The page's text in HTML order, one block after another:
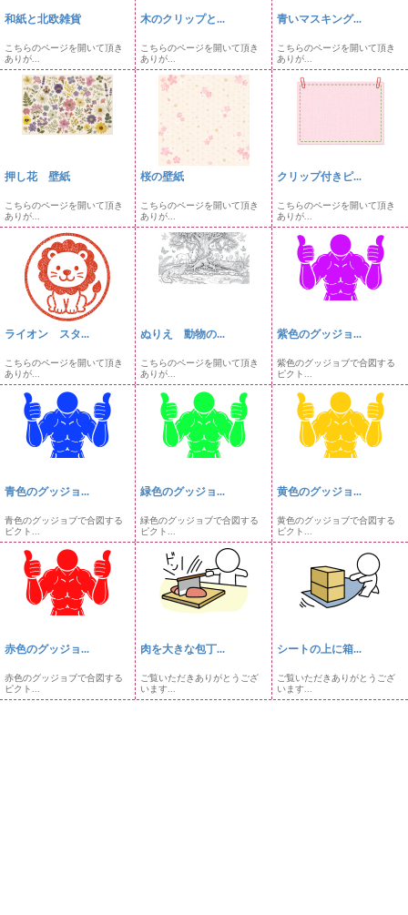
和紙と北欧雑貨
こちらのページを開いて頂き
ありが...
木のクリップと...
こちらのページを開いて頂き
ありが...
青いマスキング...
こちらのページを開いて頂き
ありが...
押し花 壁紙
こちらのページを開いて頂き
ありが...
桜の壁紙
こちらのページを開いて頂き
ありが...
クリップ付きピ...
こちらのページを開いて頂き
ありが...
ライオン スタ...
こちらのページを開いて頂き
ありが...
ぬりえ 動物の...
こちらのページを開いて頂き
ありが...
紫色のグッジョ...
紫色のグッジョブで合図する
ピクト...
青色のグッジョ...
青色のグッジョブで合図する
ピクト...
緑色のグッジョ...
緑色のグッジョブで合図する
ピクト...
黄色のグッジョ...
黄色のグッジョブで合図する
ピクト...
赤色のグッジョ...
赤色のグッジョブで合図する
ピクト...
肉を大きな包丁...
ご覧いただきありがとうござ
います...
シートの上に箱...
ご覧いただきありがとうござ
います...